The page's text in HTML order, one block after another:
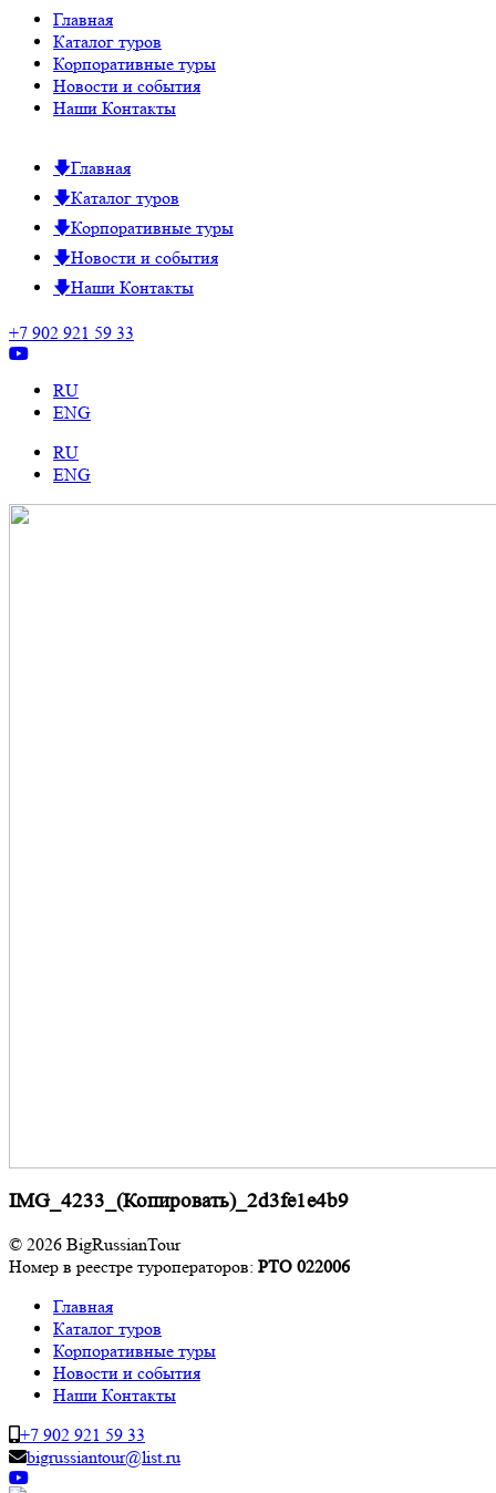
Главная
Каталог туров
Корпоративные туры
Новости и события
Наши Контакты
Главная
Каталог туров
Корпоративные туры
Новости и события
Наши Контакты
+7 902 921 59 33
RU
ENG
RU
ENG
IMG_4233_(Копировать)_2d3fe1e4b9
© 2026 BigRussianTour
Номер в реестре туроператоров: РТО 022006
Главная
Каталог туров
Корпоративные туры
Новости и события
Наши Контакты
+7 902 921 59 33
bigrussiantour@list.ru